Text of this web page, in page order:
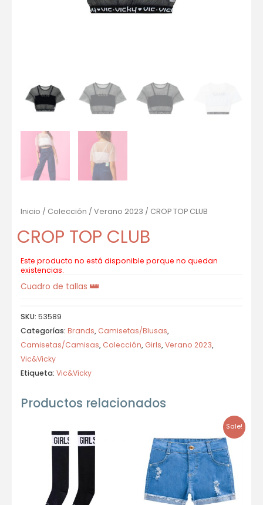
Inicio / Colección / Verano 2023 / CROP TOP CLUB
CROP TOP CLUB
Este producto no está disponible porque no quedan
existencias.
Cuadro de tallas
SKU: 53589
Categorías: Brands, Camisetas/Blusas,
Camisetas/Camisas, Colección, Girls,Verano 2023,
Vic&Vicky
Etiqueta: Vic&Vicky
Productos relacionados
Sale!